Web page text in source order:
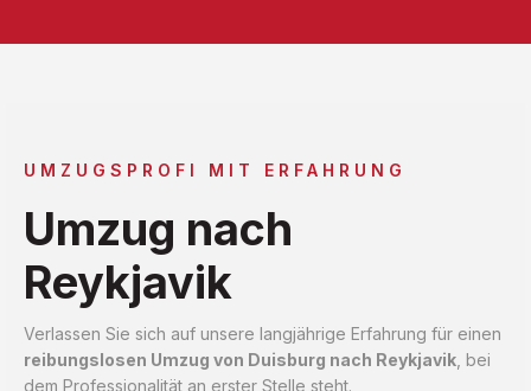
UMZUGSPROFI MIT ERFAHRUNG
Umzug nach
Reykjavik
Verlassen Sie sich auf unsere langjährige Erfahrung für einen
reibungslosen Umzug von Duisburg nach Reykjavik , bei
dem Professionalität an erster Stelle steht.